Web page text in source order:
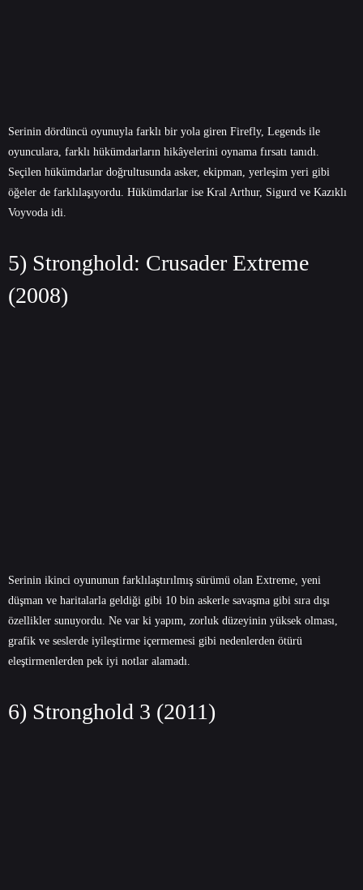
Serinin dördüncü oyunuyla farklı bir yola giren Firefly, Legends ile
oyunculara, farklı hükümdarların hikâyelerini oynama fırsatı tanıdı.
Seçilen hükümdarlar doğrultusunda asker, ekipman, yerleşim yeri gibi
öğeler de farklılaşıyordu. Hükümdarlar ise Kral Arthur, Sigurd ve Kazıklı
Voyvoda idi.
5) Stronghold: Crusader Extreme
(2008)
Serinin ikinci oyununun farklılaştırılmış sürümü olan Extreme, yeni
düşman ve haritalarla geldiği gibi 10 bin askerle savaşma gibi sıra dışı
özellikler sunuyordu. Ne var ki yapım, zorluk düzeyinin yüksek olması,
grafik ve seslerde iyileştirme içermemesi gibi nedenlerden ötürü
eleştirmenlerden pek iyi notlar alamadı.
6) Stronghold 3 (2011)